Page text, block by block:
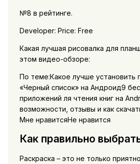
№8 в рейтинге.
Developer: Price: Free
Какая лучшая рисовалка для
этом видео-обзоре:
По теме:Какое лучше установить
«Черный список» на Андроид9
приложений ля чтения книг на
возможности, отзывы и как
Мне нравитсяНе нравится
Как правильно
Раскраска – это не только